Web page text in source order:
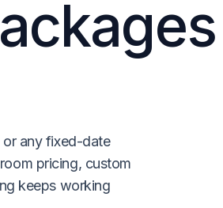
or any fixed-date
pricing, custom
keeps working